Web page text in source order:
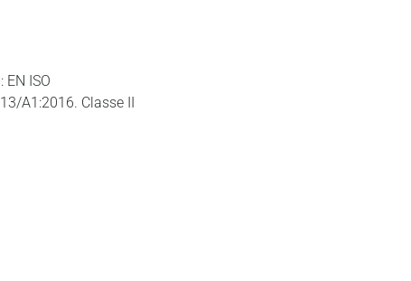
ISO
A1:2016. Classe II